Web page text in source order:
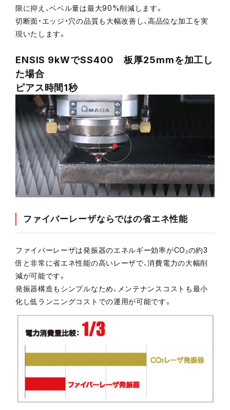
限に抑え、ベベル量は最大90%削減します。
切断面・エッジ・穴の品質も大幅改善し、高品位な加工を実
現いたします。
ENSIS 9kWでSS400 板厚25mmを加工し
た場合
ピアス時間1秒
ファイバーレーザならではの省エネ性能
ファイバーレーザは発振器のエネルギー効率がCO₂の約3
倍と非常に省エネ性能の高いレーザで、消費電力の大幅削
減が可能です。
発振器構造もシンプルなため、メンテナンスコストも最小
化し低ランニングコストでの運用が可能です。